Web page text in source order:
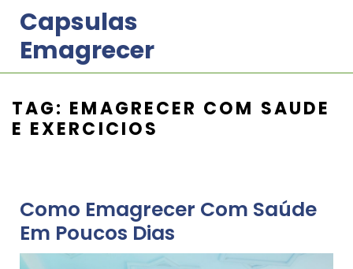
content
Capsulas
Emagrecer
TAG: EMAGRECER COM SAUDE
E EXERCICIOS
Como Emagrecer Com Saúde
Em Poucos Dias